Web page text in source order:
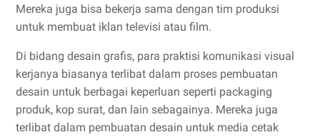
Mereka juga bisa bekerja sama dengan tim produksi
untuk membuat iklan televisi atau film.
Di bidang desain grafis, para praktisi komunikasi visual
kerjanya biasanya terlibat dalam proses pembuatan
desain untuk berbagai keperluan seperti packaging
produk, kop surat, dan lain sebagainya. Mereka juga
terlibat dalam pembuatan desain untuk media cetak